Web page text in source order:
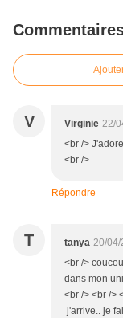
V Virginie 22/
<br />
<br />
Répondre
T tanya 20/04/
<br />
dans mon
<br /> <br />
j'arrive.. je